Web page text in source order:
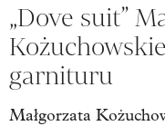
„Dove suit”
garnituru
Małgorzata